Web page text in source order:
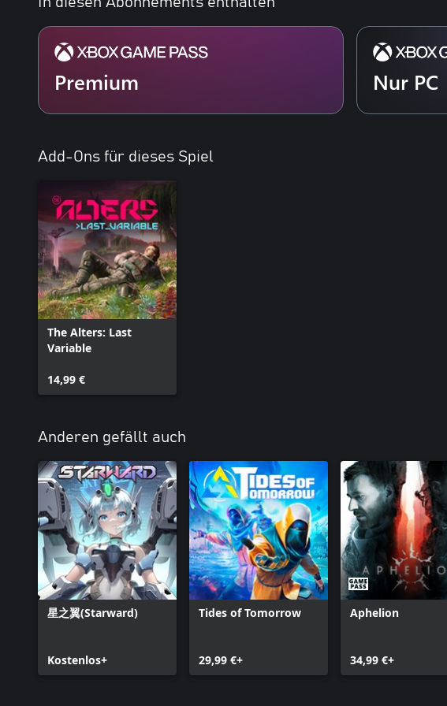
Premium Nur PC
Add-Ons für dieses Spiel
The Alters: Last
Variable
14,99 €
Anderen gefällt auch
星之翼(Starward)
Kostenlos+
Tides of Tomorrow
29,99 €+
Aphelion
34,99 €+